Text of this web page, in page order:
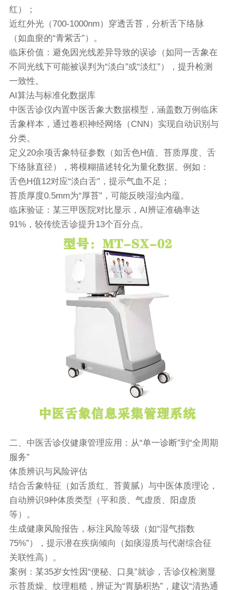
红）；
近红外光（700-1000nm）穿透舌苔，分析舌下络脉
（如血瘀的“青紫舌”）。
临床价值：避免因光线差异导致的误诊（如同一舌象在
不同光线下可能被误判为“淡白”或“淡红”），提升检测
一致性。
AI算法与标准化数据库
中医舌诊仪内置中医舌象大数据模型，涵盖数万例临床
舌象样本，通过卷积神经网络（CNN）实现自动识别与
分类。
定义20余项舌象特征参数（如舌色H值、苔质厚度、舌
下络脉直径），将模糊描述转化为量化数据。例如：
舌色H值12对应“淡白舌”，提示气血不足；
苔质厚度0.5mm为“厚苔”，可能反映湿浊内蕴。
临床验证：某三甲医院对比显示，AI辨证准确率达
91%，较传统舌诊提升13个百分点。
二、 中医舌诊仪健康管理应用：从“单一诊断”到“全周期
服务”
体质辨识与风险评估
结合舌象特征（如舌质红、苔黄腻）与中医体质理论，
自动辨识9种体质类型（平和质、气虚质、阳虚质
等）。
生成健康风险报告，标注风险等级（如“湿气指数
75%”），提示潜在疾病倾向（如痰湿质与代谢综合征
关联性高）。
案例：某35岁女性因“便秘、口臭”就诊，舌诊仪检测显
示苔质燥、纹理粗糙，辨证为“胃肠积热”，建议“清热通